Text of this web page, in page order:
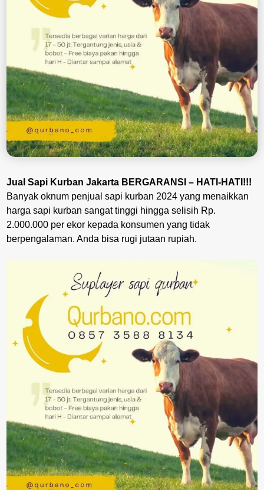
Jual Sapi Kurban Jakarta BERGARANSI – HATI-HATI!!!
Banyak oknum penjual sapi kurban 2024 yang menaikkan
harga sapi kurban sangat tinggi hingga selisih Rp.
2.000.000 per ekor kepada konsumen yang tidak
berpengalaman. Anda bisa rugi jutaan rupiah.